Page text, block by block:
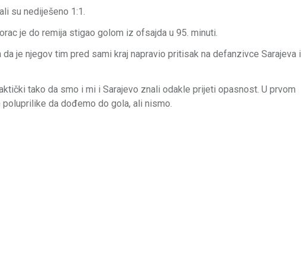
su nediješeno 1:1.
je do remija stigao golom iz ofsajda u 95. minuti.
je njegov tim pred sami kraj napravio pritisak na defanzivce Sarajeva i
tako da smo i mi i Sarajevo znali odakle prijeti opasnost. U prvom
da dođemo do gola, ali nismo.